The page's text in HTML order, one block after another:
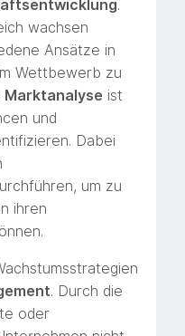
.
wachsen
Ansätze in
Wettbewerb zu
Marktanalyse ist
und
Dabei
um zu
ihren
. Durch die
oder